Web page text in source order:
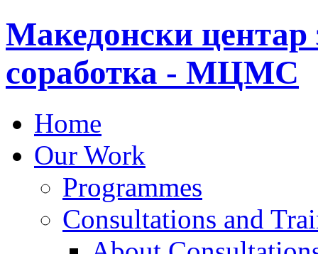
Македонски центар
соработка - МЦМС
Home
Our Work
Programmes
Consultations and